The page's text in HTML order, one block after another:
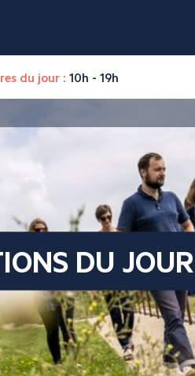
du jour : 10h - 19h
DU JOUR